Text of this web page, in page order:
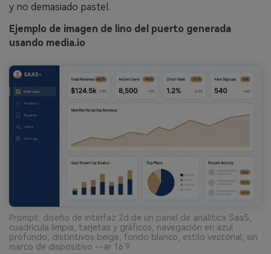
y no demasiado pastel.
Ejemplo de imagen de lino del puerto generada
usando media.io
Prompt: diseño de interfaz 2d de un panel de analítica SaaS,
cuadrícula limpia, tarjetas y gráficos, navegación en azul
profundo, distintivos beige, fondo blanco, estilo vectorial, sin
marco de dispositivo --ar 16:9